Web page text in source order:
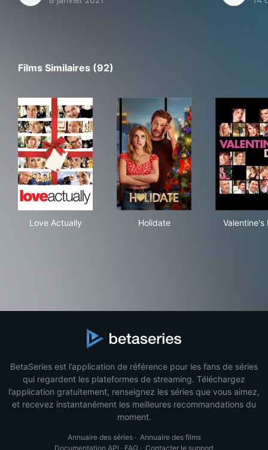
Films Similaires (92)
Love Actually Holidate Valentine's
BetaSeries est l’application de référence pour les fans de séries
qui regardent les plateformes de streaming. Téléchargez
l’application gratuitement, renseignez les séries que vous aimez,
et recevez instantanément les meilleures recommandations du
moment.
Annuaire des séries· Annuaire des films
Documentation API · FAQ · Contacter le support